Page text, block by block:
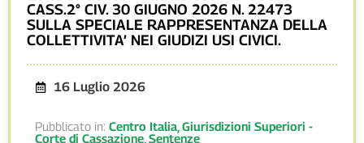
CASS.2° CIV. 30 GIUGNO 2026 N. 22473
SULLA SPECIALE RAPPRESENTANZA DELLA
COLLETTIVITA’ NEI GIUDIZI USI CIVICI.
16 Luglio 2026
Pubblicato in: Centro Italia, Giurisdizioni Superiori -
Corte di Cassazione, Sentenze